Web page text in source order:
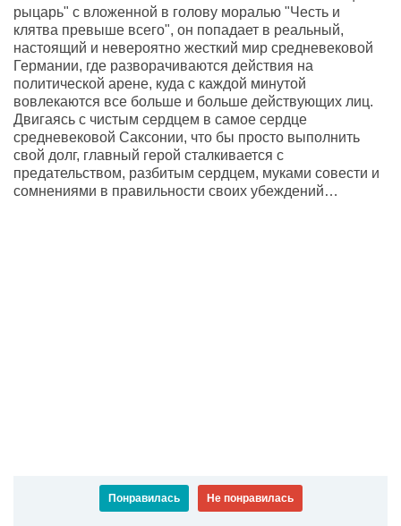
рыцарь" с вложенной в голову моралью "Честь и
клятва превыше всего", он попадает в реальный,
настоящий и невероятно жесткий мир средневековой
Германии, где разворачиваются действия на
политической арене, куда с каждой минутой
вовлекаются все больше и больше действующих лиц.
Двигаясь с чистым сердцем в самое сердце
средневековой Саксонии, что бы просто выполнить
свой долг, главный герой сталкивается с
предательством, разбитым сердцем, муками совести и
сомнениями в правильности своих убеждений…
Понравилась Не понравилась